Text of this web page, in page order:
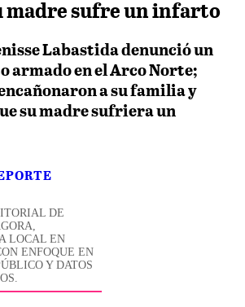
madre sufre un infarto
Labastida denunció un
armado en el Arco Norte;
a su familia y
su madre sufriera un
DE
LOCAL EN
ENFOQUE EN
Y DATOS